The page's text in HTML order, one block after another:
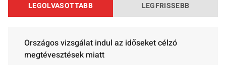
LEGOLVASOTTABB LEGFRISSEBB
Országos vizsgálat indul az időseket célzó
megtévesztések miatt